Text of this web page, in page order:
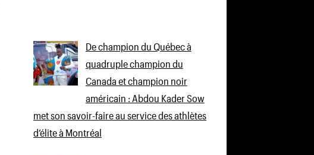
De champion du Québec à
quadruple champion du
Canada et champion noir
américain : Abdou Kader Sow
met son savoir-faire au service des athlètes
d’élite à Montréal